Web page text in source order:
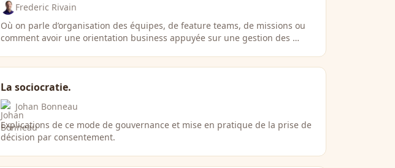
Frederic Rivain
Où on parle d’organisation des équipes, de feature teams, de missions ou
comment avoir une orientation business appuyée sur une gestion des …
La sociocratie.
Johan Bonneau
Explications de ce mode de gouvernance et mise en pratique de la prise de
décision par consentement.